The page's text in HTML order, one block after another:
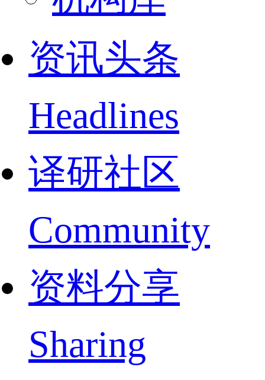
资讯头条
Headlines
译研社区
Community
资料分享
Sharing